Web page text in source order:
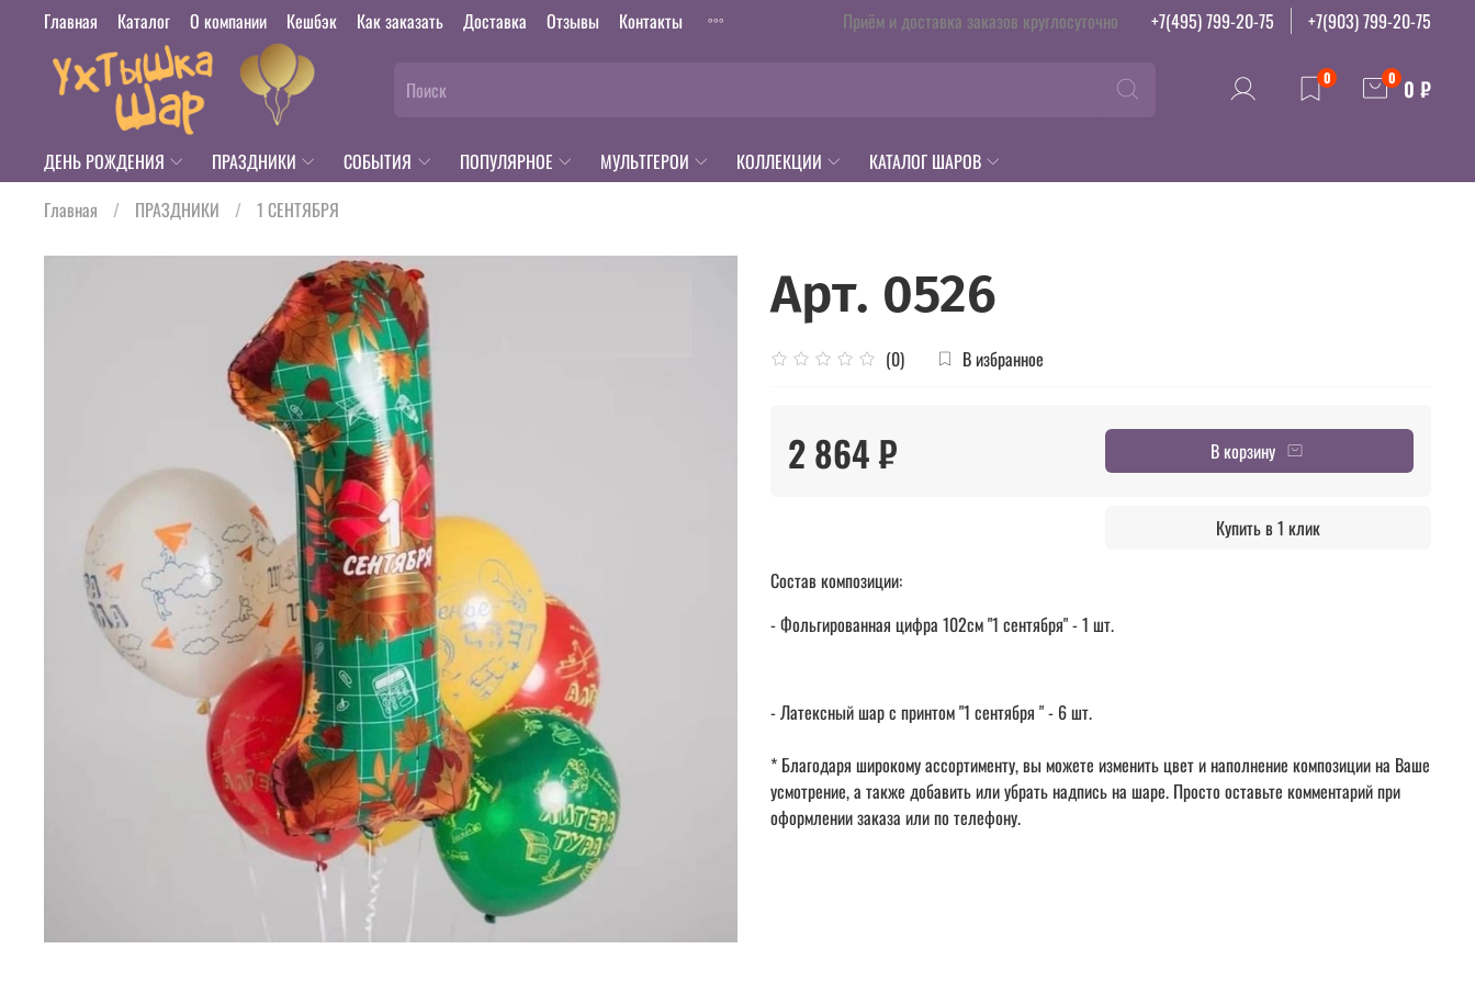
Главная Каталог О компании Кешбэк Как заказать Доставка Отзывы Контакты Приём и доставка заказов круглосуточно +7(495) 799-20-75 +7(903) 799-20-75
0 0 0 ₽
ДЕНЬ РОЖДЕНИЯ ПРАЗДНИКИ СОБЫТИЯ ПОПУЛЯРНОЕ МУЛЬТГЕРОИ КОЛЛЕКЦИИ
КАТАЛОГ ШАРОВ
Главная
ПРАЗДНИКИ 1 СЕНТЯБРЯ
Арт. 0526
(0) В избранное
2 864 ₽ В корзину
Купить в 1 клик
Состав композиции:
- Фольгированная цифра 102см "1 сентября" - 1 шт.
- Латексный шар с принтом "1 сентября " - 6 шт.
* Благодаря широкому ассортименту, вы можете изменить цвет и наполнение композиции на Ваше
усмотрение, а также добавить или убрать надпись на шаре. Просто оставьте комментарий при
оформлении заказа или по телефону.